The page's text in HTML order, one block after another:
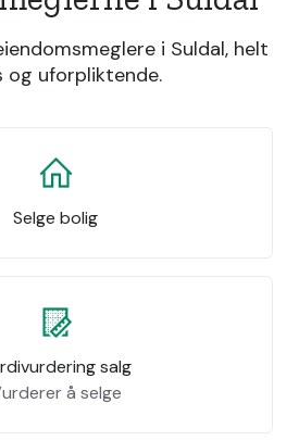
i Suldal, helt
og uforpliktende.
Selge bolig
salg
å selge